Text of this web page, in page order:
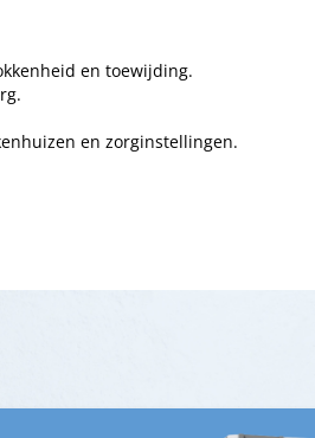
en toewijding.
en zorginstellingen.